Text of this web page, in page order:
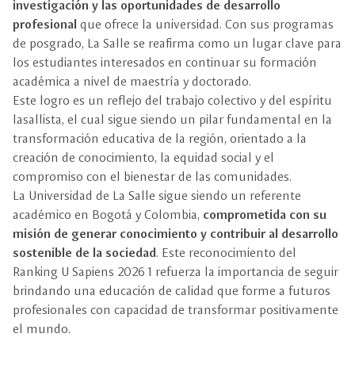
investigación y las oportunidades de desarrollo
profesional que ofrece la universidad. Con sus programas
de posgrado, La Salle se reafirma como un lugar clave para
los estudiantes interesados en continuar su formación
académica a nivel de maestría y doctorado.
Este logro es un reflejo del trabajo colectivo y del espíritu
lasallista, el cual sigue siendo un pilar fundamental en la
transformación educativa de la región, orientado a la
creación de conocimiento, la equidad social y el
compromiso con el bienestar de las comunidades.
La Universidad de La Salle sigue siendo un referente
académico en Bogotá y Colombia, comprometida con su
misión de generar conocimiento y contribuir al desarrollo
sostenible de la sociedad. Este reconocimiento del
Ranking U Sapiens 2026 1 refuerza la importancia de seguir
brindando una educación de calidad que forme a futuros
profesionales con capacidad de transformar positivamente
el mundo.